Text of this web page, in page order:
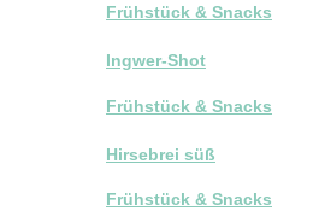
Frühstück & Snacks
Ingwer-Shot
Frühstück & Snacks
Hirsebrei süß
Frühstück & Snacks